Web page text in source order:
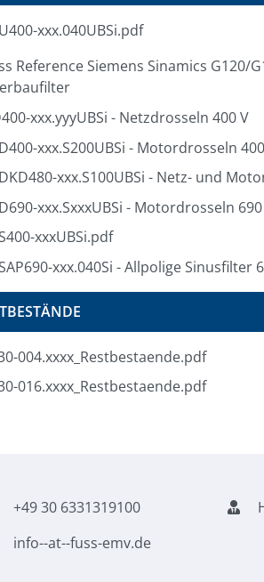
xxx.040UBSi.pdf
Reference Siemens Sinamics G120/
xxx.yyyUBSi - Netzdrosseln 400 V
xxx.S200UBSi - Motordrosseln
xxx.S100UBSi - Netz- und
xxx.SxxxUBSi - Motordrosseln
xxxUBSi.pdf
xxx.040Si - Allpolige Sinusfilter
004.xxxx_Restbestaende.pdf
016.xxxx_Restbestaende.pdf
+49 30 6331319100
info--at--fuss-emv.de